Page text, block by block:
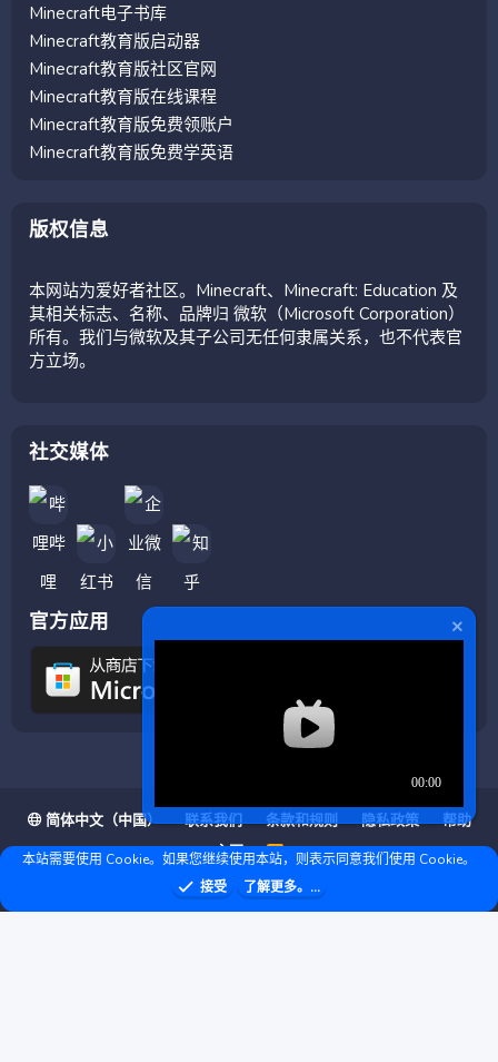
Minecraft电子书库
Minecraft教育版启动器
Minecraft教育版社区官网
Minecraft教育版在线课程
Minecraft教育版免费领账户
Minecraft教育版免费学英语
版权信息
本网站为爱好者社区。Minecraft、Minecraft: Education 及
其相关标志、名称、品牌归 微软（Microsoft Corporation）
所有。我们与微软及其子公司无任何隶属关系，也不代表官
方立场。
社交媒体
官方应用
简体中文（中国） 联系我们 条款和规则 隐私政策
帮助
主页
R
S
S
❤ © Copyright 2020–2026 基岩科技 版权所有 |Microsoft Marketplace
本站需要使用 Cookie。如果您继续使用本站，则表示同意我们使用 Cookie。
接受
了解更多。...